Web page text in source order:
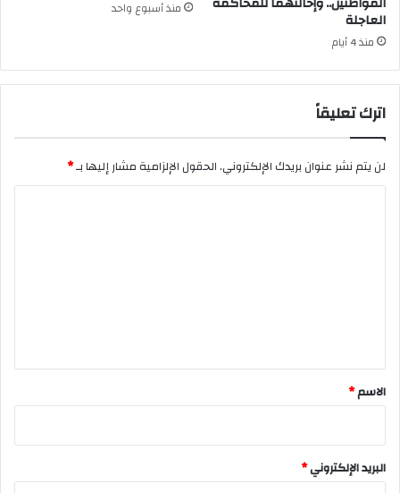
العاجلة
منذ 4 أيام
منذ أسبوع واحد
اترك تعليقاً
لن يتم نشر عنوان بريدك الإلكتروني.الحقول الإلزامية مشار إليها بـ*
*
الاسم*
البريد الإلكتروني*